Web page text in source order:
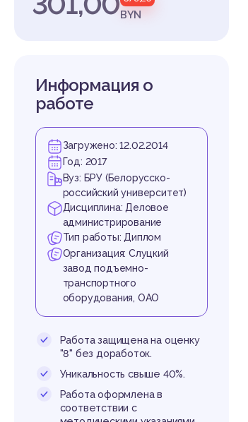
BYN
Информация о
работе
Загружено: 12.02.2014
Год: 2017
Вуз: БРУ (Белорусско-
российский университет)
Дисциплина: Деловое
администрирование
Тип работы: Диплом
Организация: Слуцкий
завод подъемно-
транспортного
оборудования, ОАО
Работа защищена на оценку
"8" без доработок.
Уникальность свыше 40%.
Работа оформлена в
соответствии с